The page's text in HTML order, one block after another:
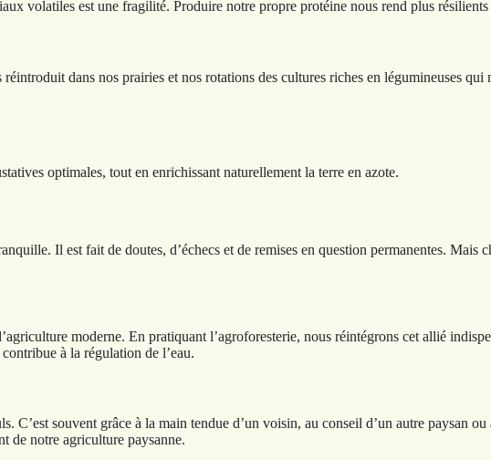
volatiles est une fragilité. Produire notre propre protéine nous rend plus
dans nos prairies et nos rotations des cultures riches en légumineuses qui
optimales, tout en enrichissant naturellement la terre en azote.
Il est fait de doutes, d’échecs et de remises en question permanentes.
moderne. En pratiquant l’agroforesterie, nous réintégrons cet allié
à la régulation de l’eau.
C’est souvent grâce à la main tendue d’un voisin, au conseil d’un autre paysan
de notre agriculture paysanne.